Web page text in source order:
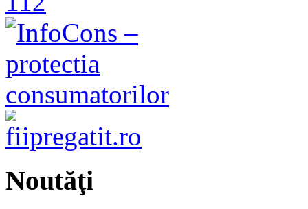
Noutăţi